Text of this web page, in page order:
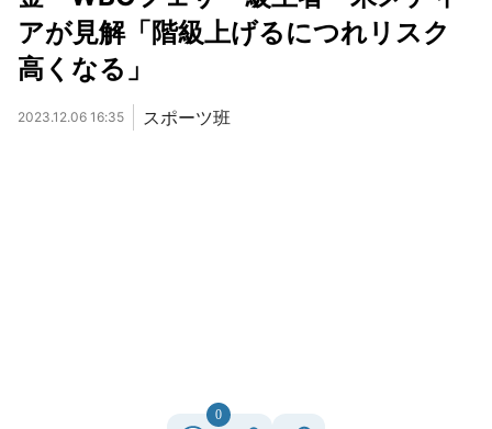
アが見解「階級上げるにつれリスク
高くなる」
2023.12.06 16:35 スポーツ班
0